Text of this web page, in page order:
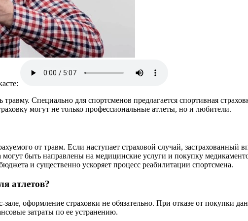
Специально для спортсменов предлагается спортивная
могут не только профессиональные атлеты, но и любители.
от травм. Если наступает страховой случай,
быть направлены на медицинские услуги и покупку
и существенно ускоряет процесс реабилитации спортсмена.
атлетов?
оформление страховки не обязательно. При отказе от покупки
затраты по ее устранению.